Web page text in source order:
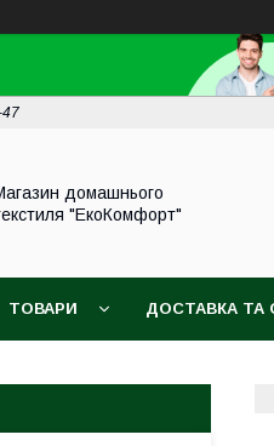
47
домашнього
"ЕкоКомфорт"
ТОВАРИ ДОСТАВКА ТА